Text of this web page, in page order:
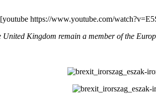
[youtube https://www.youtube.com/
United Kingdom remain a member of the